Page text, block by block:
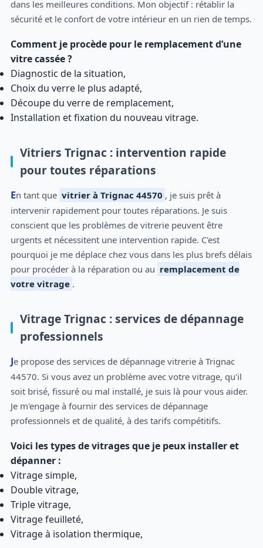
dans les meilleures conditions. Mon objectif : rétablir la
sécurité et le confort de votre intérieur en un rien de temps.
Comment je procède pour le remplacement d’une
vitre cassée ?
Diagnostic de la situation,
Choix du verre le plus adapté,
Découpe du verre de remplacement,
Installation et fixation du nouveau vitrage.
Vitriers Trignac : intervention rapide
pour toutes réparations
En tant que vitrier à Trignac 44570 , je suis prêt à
intervenir rapidement pour toutes réparations. Je suis
conscient que les problèmes de vitrerie peuvent être
urgents et nécessitent une intervention rapide. C'est
pourquoi je me déplace chez vous dans les plus brefs délais
pour procéder à la réparation ou au remplacement de
votre vitrage .
Vitrage Trignac : services de dépannage
professionnels
Je propose des services de dépannage vitrerie à Trignac
44570. Si vous avez un problème avec votre vitrage, qu'il
soit brisé, fissuré ou mal installé, je suis là pour vous aider.
Je m'engage à fournir des services de dépannage
professionnels et de qualité, à des tarifs compétitifs.
Voici les types de vitrages que je peux installer et
dépanner :
Vitrage simple,
Double vitrage,
Triple vitrage,
Vitrage feuilleté,
Vitrage à isolation thermique,